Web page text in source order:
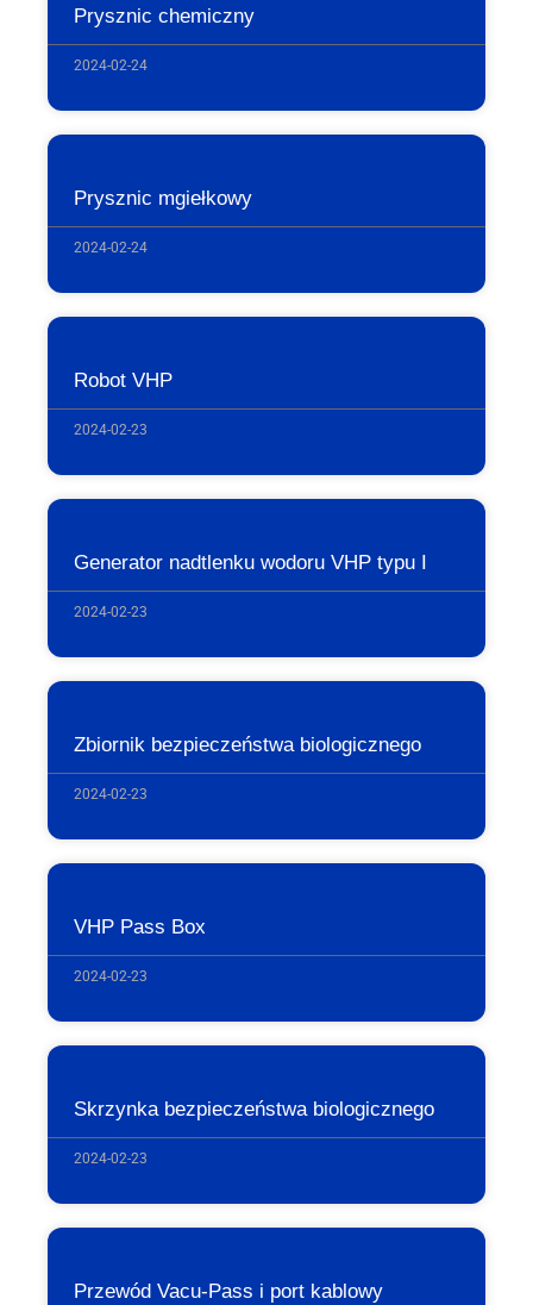
Prysznic chemiczny
2024-02-24
Prysznic mgiełkowy
2024-02-24
Robot VHP
2024-02-23
Generator nadtlenku wodoru VHP typu I
2024-02-23
Zbiornik bezpieczeństwa biologicznego
2024-02-23
VHP Pass Box
2024-02-23
Skrzynka bezpieczeństwa biologicznego
2024-02-23
Przewód Vacu-Pass i port kablowy